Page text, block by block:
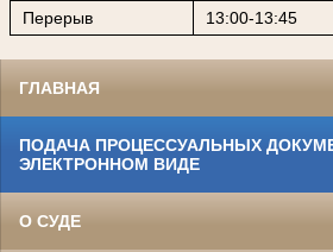
Перерыв
13:00-13:45
ГЛАВНАЯ
ПОДАЧА ПРОЦЕССУАЛЬНЫХ
ЭЛЕКТРОННОМ ВИДЕ
О СУДЕ